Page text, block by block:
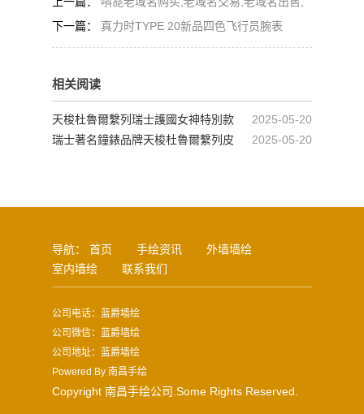
已备案域名,百度权重域名,高pr域名,百度搜狗收录域
名,外链反链域名
下一篇： 真力时TYPE 20新品四色飞行员腕表
相关阅读
2025-05-20
天梭杜魯爾繫列瑞士護國女神特別款
鋼帶腕錶
2025-05-20
瑞士著名鐘錶品牌天梭杜魯爾繫列皮
导航： 首页 手绘资讯
外墙墙绘
室内墙绘
联系我们
公司电话：蓝爵墙绘
公司微信：蓝爵墙绘
公司地址：蓝爵墙绘
Powered By 南昌手绘
Copyright 南昌手绘公司.Some Rights Reserved.